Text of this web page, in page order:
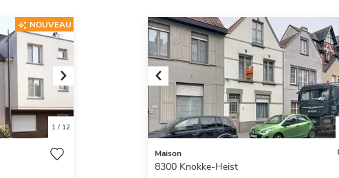
Next
1/ 12
NOUVEAU
Previous
Maison
8300 Knokke-Heist